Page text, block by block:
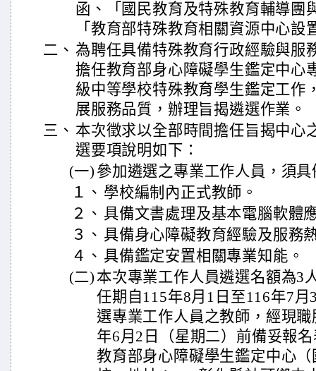
函、「國民教育及特殊教育輔導團
「教育部特殊教育相關資源中心設
二、 為聘任具備特殊教育行政經驗與服
擔任教育部身心障礙學生鑑定中心
級中等學校特殊教育學生鑑定工作
展服務品質，辦理旨揭遴選作業。
三、 本次徵求以全部時間擔任旨揭中心
選要項說明如下：
(一) 參加遴選之專業工作人員，須
１、 學校編制內正式教師。
２、 具備文書處理及基本電腦軟體
３、 具備身心障礙教育經驗及服務
４、 具備鑑定安置相關專業知能。
(二) 本次專業工作人員遴選名額為3
任期自115年8月1日至116年7
選專業工作人員之教師，經現
年6月2日（星期二）前備妥報
教育部身心障礙學生鑑定中心